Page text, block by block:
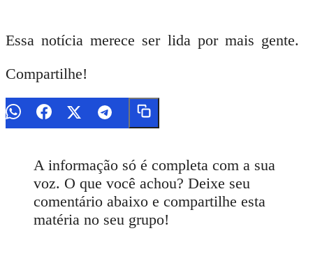
Essa notícia merece ser lida por mais gente.
Compartilhe!
A informação só é completa com a sua
voz. O que você achou? Deixe seu
comentário abaixo e compartilhe esta
matéria no seu grupo!